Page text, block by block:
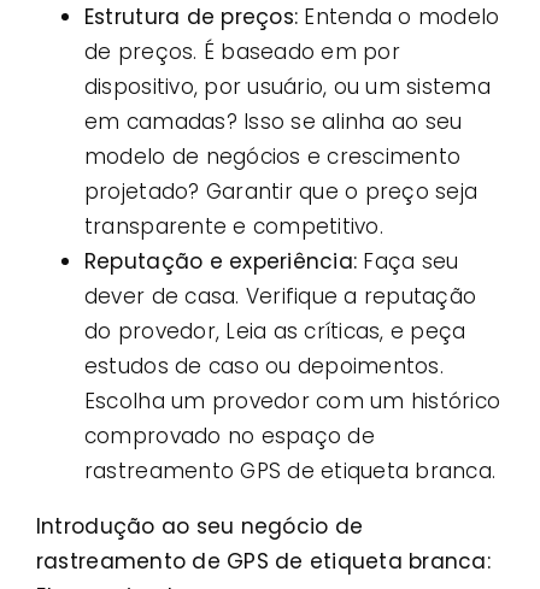
Estrutura de preços: Entenda o modelo
de preços. É baseado em por
dispositivo, por usuário, ou um sistema
em camadas? Isso se alinha ao seu
modelo de negócios e crescimento
projetado? Garantir que o preço seja
transparente e competitivo.
Reputação e experiência: Faça seu
dever de casa. Verifique a reputação
do provedor, Leia as críticas, e peça
estudos de caso ou depoimentos.
Escolha um provedor com um histórico
comprovado no espaço de
rastreamento GPS de etiqueta branca.
Introdução ao seu negócio de
rastreamento de GPS de etiqueta branca: